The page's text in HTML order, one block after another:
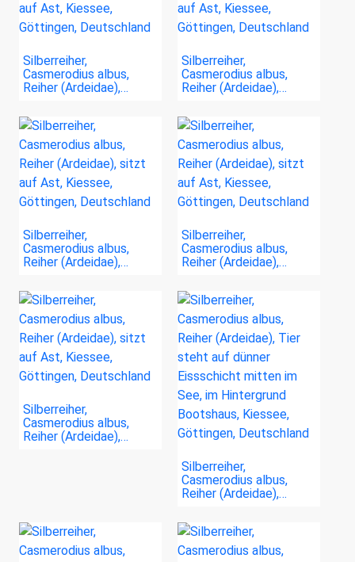
Silberreiher,
Casmerodius albus,
Reiher (Ardeidae),…
Silberreiher,
Casmerodius albus,
Reiher (Ardeidae),…
Silberreiher,
Casmerodius albus,
Reiher (Ardeidae),…
Silberreiher,
Casmerodius albus,
Reiher (Ardeidae),…
Silberreiher,
Casmerodius albus,
Reiher (Ardeidae),…
Silberreiher,
Casmerodius albus,
Reiher (Ardeidae),…